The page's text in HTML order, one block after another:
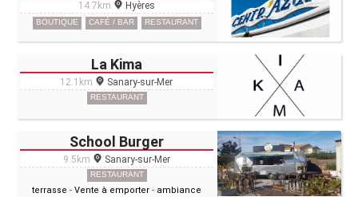
14.7km Hyères
BOUTIQUE CAFÉ / BAR RESTAURANT
La Kima
12.1km Sanary-sur-Mer
RESTAURANT
School Burger
9.5km Sanary-sur-Mer
RESTAURANT
terrasse - Vente à emporter - ambiance